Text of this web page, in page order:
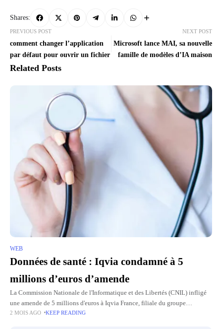
Shares:
PREVIOUS POST
comment changer l’application
par défaut pour ouvrir un fichier
NEXT POST
Microsoft lance MAI, sa nouvelle
famille de modèles d’IA maison
Related Posts
WEB
Données de santé : Iqvia condamné à 5
millions d’euros d’amende
La Commission Nationale de l'Informatique et des Libertés (CNIL) infligé
une amende de 5 millions d'euros à Iqvia France, filiale du groupe
américain Iqvia, pour des manquements dans la gestion
2 MOIS AGO KEEP READING